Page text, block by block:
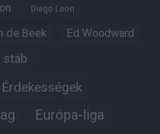
Diego Leon
de Beek Ed Woodward
stáb
Érdekességek
Európa-liga